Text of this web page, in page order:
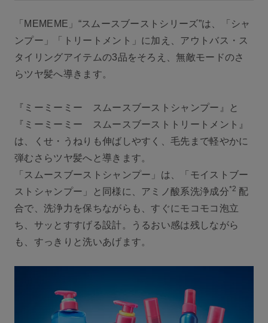
「MEMEME」“スムースブーストシリーズ”は、「シャ
ンプー」「トリートメント」に加え、アウトバス・ス
タイリングアイテムの3品をそろえ、無敵モードのさ
らツヤ髪へ導きます。
『ミーミーミー スムースブーストシャンプー』と
『ミーミーミー スムースブーストトリートメント』
は、くせ・うねりも伸ばしやすく、毛先まで軽やかに
弾むさらツヤ髪へと導きます。
「スムースブーストシャンプー」は、「モイストブー
ストシャンプー」と同様に、アミノ酸系洗浄成分*2 配
合で、洗浄力を保ちながらも、すぐにモコモコ泡立
ち、サッとすすげる設計。うるおい感は残しながら
も、すっきりと洗いあげます。